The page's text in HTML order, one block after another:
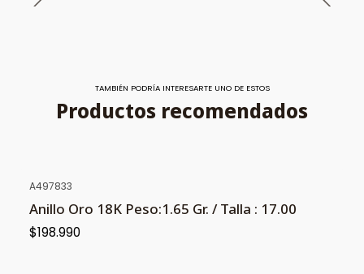
TAMBIÉN PODRÍA INTERESARTE UNO DE ESTOS
Productos recomendados
A497833
Anillo Oro 18K Peso:1.65 Gr. / Talla : 17.00
$198.990